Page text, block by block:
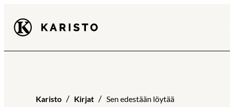
suoraan
Karisto
Karisto Kirjat Sen edestään löytää